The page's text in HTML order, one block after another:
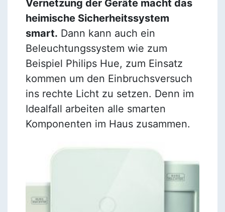
Vernetzung der Geräte macht das
heimische Sicherheitssystem
smart. Dann kann auch ein
Beleuchtungssystem wie zum
Beispiel Philips Hue, zum Einsatz
kommen um den Einbruchsversuch
ins rechte Licht zu setzen. Denn im
Idealfall arbeiten alle smarten
Komponenten im Haus zusammen.